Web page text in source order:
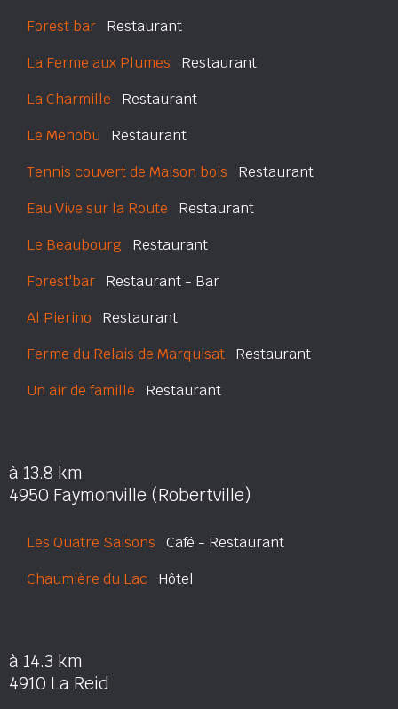
Forest bar Restaurant
La Ferme aux Plumes Restaurant
La Charmille Restaurant
Le Menobu Restaurant
Tennis couvert de Maison bois Restaurant
Eau Vive sur la Route Restaurant
Le Beaubourg Restaurant
Forest'bar Restaurant - Bar
Al Pierino Restaurant
Ferme du Relais de Marquisat Restaurant
Un air de famille Restaurant
à 13.8 km
4950 Faymonville (Robertville)
Les Quatre Saisons Café - Restaurant
Chaumière du Lac Hôtel
à 14.3 km
4910 La Reid